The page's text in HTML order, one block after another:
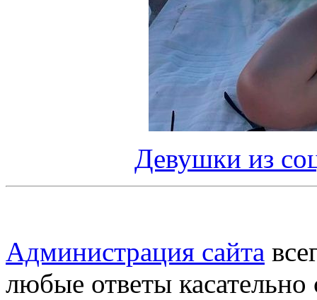
Девушки из
Администрация сайта
любые ответы касательно